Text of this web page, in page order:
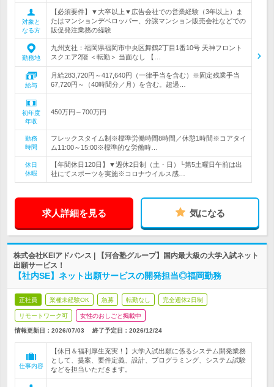
対象と
なる方
【必須要件】▼大卒以上▼広告会社での営業経験（3年以上）ま
たはマンションデベロッパー、分譲マンション販売会社などでの
販促発注業務の経験
勤務地
九州支社：福岡県福岡市中央区舞鶴2丁目1番10号 天神フロント
スクエア2階 ＜転勤＞ 当面なし 【…
給与
月給283,720円～417,640円（一律手当を含む）※固定残業手当
67,720円～（40時間分／月）を含む。超過…
初年度
年収
450万円～700万円
勤務
時間
フレックスタイム制※標準労働時間8時間／休憩1時間※コアタイ
ム11:00～15:00※標準的な労働時…
休日
休暇
【年間休日120日】▼週休2日制（土・日）└第5土曜日午前は出
社にてスポーツを実施※コロナウイルス感…
求人詳細を見る 気になる
株式会社KEIアドバンス | 【河合塾グループ】国内最大級の大学入試ネット
出願サービス！
【社内SE】ネット出願サービスの開発担当◎福岡勤務
正社員 業種未経験OK 急募 転勤なし 完全週休2日制
リモートワーク可 女性のおしごと掲載中
情報更新日：2026/07/03 終了予定日： 2026/12/24
仕事内容
【休日＆福利厚生充実！】大学入試出願に係るシステム開発業務
として、提案、要件定義、設計、プログラミング、システム試験
などを担当いただきます。